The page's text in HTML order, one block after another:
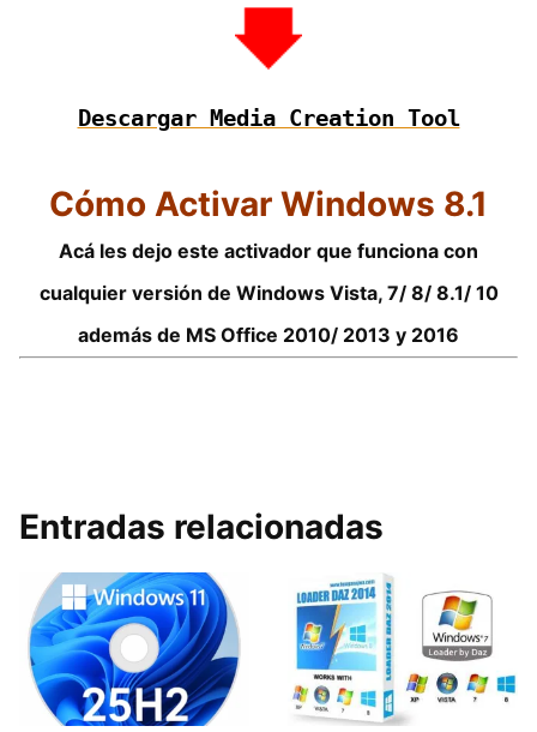
Descargar Media Creation Tool
Cómo Activar Windows 8.1
Acá les dejo este activador que funciona con
cualquier versión de WindowsVista, 7/ 8/ 8.1/ 10
además de MS Office 2010/ 2013 y 2016
Entradas relacionadas